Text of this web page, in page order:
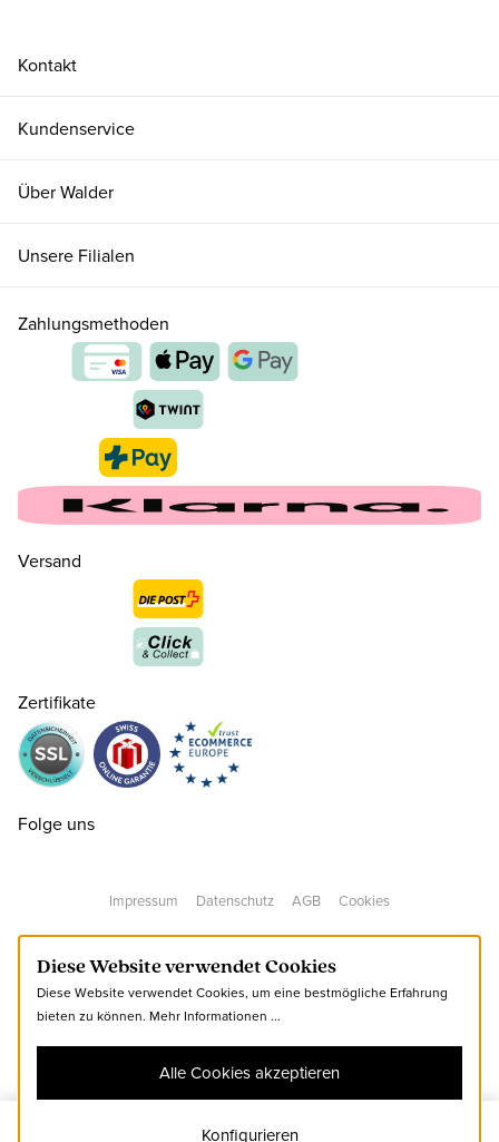
CHF 60.00
36 CHF 60.00
CHF 60.00
39 CHF 60.00
40 CHF 60.00
Kontakt
Kundenservice
Über Walder
Unsere Filialen
Zahlungsmethoden
Versand
Zertifikate
Folge uns
Impressum Datenschutz AGB Cookies
Diese Website verwendet Cookies
Diese Website verwendet Cookies, um eine bestmögliche Erfahrung
bieten zu können. Mehr Informationen ...
Konfigurieren
Alle Cookies akzeptieren